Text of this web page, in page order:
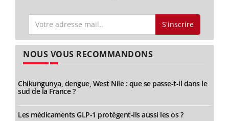
S'inscrire
NOUS VOUS RECOMMANDONS
Chikungunya, dengue, West Nile : que se passe-t-il dans le
sud de la France ?
Les médicaments GLP-1 protègent-ils aussi les os ?